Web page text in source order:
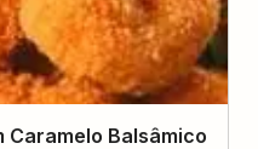
Caramelo Balsâmico